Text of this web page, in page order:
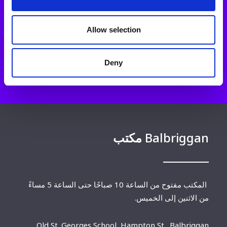
Allow selection
Deny
البريد الإلكترونيinfo@cairde.ie
:
يمكنك أيضًا إرسال بريد إلكتروني إلى موظف يتحدث لغات
Balbriggan مكتب
المكتب مفتوح من الساعة 10 صباحًا حتى الساعة 5 مساءً
من الاثنين إلى الخميس.
Old St. Georges School, Hampton St., Balbriggan